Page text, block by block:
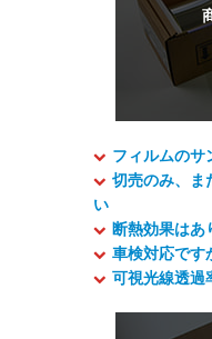
フィルムのサ
切売のみ、ま
い
断熱効果はあ
車検対応です
可視光線透過